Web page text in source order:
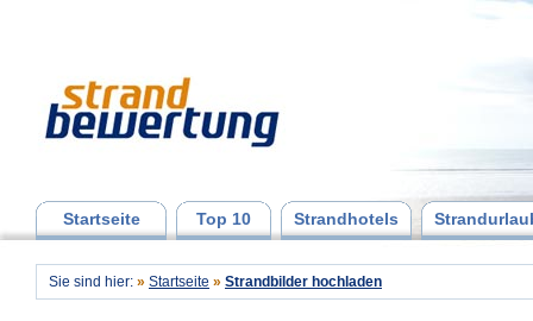
Startseite Top 10 Strandhotels
Sie sind hier: » Startseite » Strandbilder hochladen